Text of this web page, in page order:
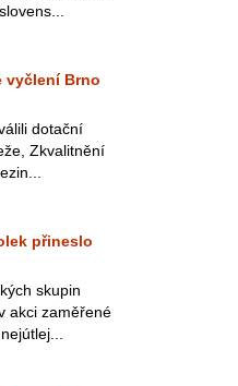
vyčlení Brno
dotační
Zkvalitnění
přineslo
skupin
akci zaměřené